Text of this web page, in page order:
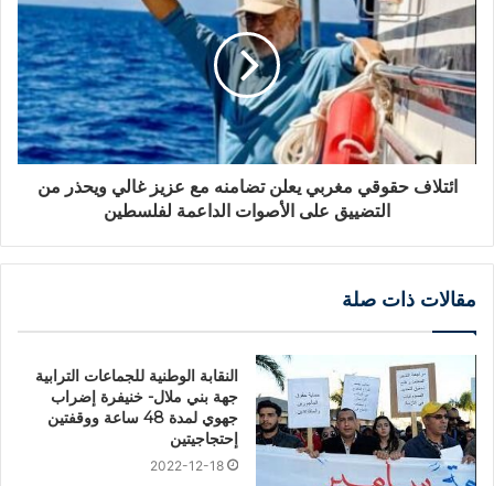
ائتلاف حقوقي مغربي يعلن تضامنه مع عزيز غالي ويحذر من
التضييق على الأصوات الداعمة لفلسطين
مقالات ذات صلة
النقابة الوطنية للجماعات الترابية
جهة بني ملال- خنيفرة إضراب
جهوي لمدة 48 ساعة ووقفتين
إحتجاجيتين
2022-12-18